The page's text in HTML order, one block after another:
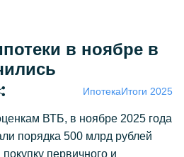
в ноябре в
ИпотекаИтоги 2025
ВТБ, в ноябре 2025 года
порядка 500 млрд рублей
первичного и